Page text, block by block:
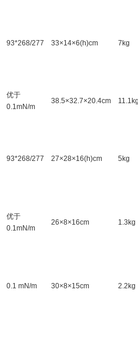
93*268/277 33×14×6(h)cm 7kg
优于
0.1mN/m
38.5×32.7×20.4cm
93*268/277 27×28×16(h)cm 5kg
优于
0.1mN/m
26×8×16cm 1.3kg
0.1 mN/m 30×8×15cm 2.2kg